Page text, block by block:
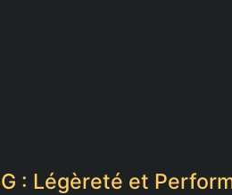
: Légèreté et